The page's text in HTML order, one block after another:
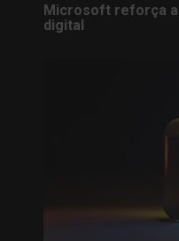
Microsoft reforça
digital